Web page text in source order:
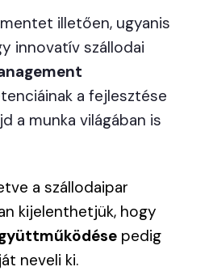
illetően, ugyanis
innovatív szállodai
a fejlesztése
a munka világában is
a szállodaipar
kijelenthetjük, hogy
pedig
neveli ki.